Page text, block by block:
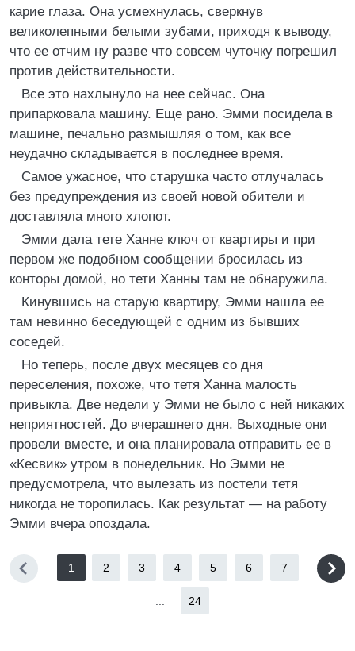
карие глаза. Она усмехнулась, сверкнув
великолепными белыми зубами, приходя к выводу,
что ее отчим ну разве что совсем чуточку погрешил
против действительности.
Все это нахлынуло на нее сейчас. Она
припарковала машину. Еще рано. Эмми посидела в
машине, печально размышляя о том, как все
неудачно складывается в последнее время.
Самое ужасное, что старушка часто отлучалась
без предупреждения из своей новой обители и
доставляла много хлопот.
Эмми дала тете Ханне ключ от квартиры и при
первом же подобном сообщении бросилась из
конторы домой, но тети Ханны там не обнаружила.
Кинувшись на старую квартиру, Эмми нашла ее
там невинно беседующей с одним из бывших
соседей.
Но теперь, после двух месяцев со дня
переселения, похоже, что тетя Ханна малость
привыкла. Две недели у Эмми не было с ней никаких
неприятностей. До вчерашнего дня. Выходные они
провели вместе, и она планировала отправить ее в
«Кесвик» утром в понедельник. Но Эмми не
предусмотрела, что вылезать из постели тетя
никогда не торопилась. Как результат — на работу
Эмми вчера опоздала.
1 2 3 4 5 6 7
24